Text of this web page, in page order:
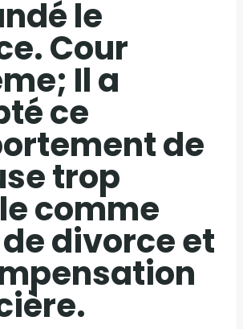
le
Cour
Il a
ce
de
trop
comme
divorce et